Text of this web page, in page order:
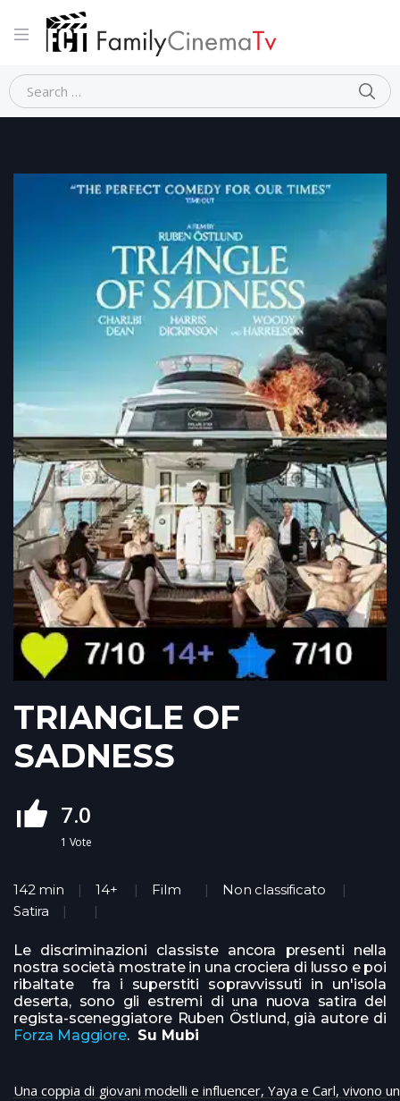
Home Satira
TRIANGLE OF
SADNESS
7.0
1 Vote
142 min 14+ Film
Non classificato
Satira
Le discriminazioni classiste ancora presenti nella
nostra società mostrate in una crociera di lusso e poi
ribaltate fra i superstiti sopravvissuti in un'isola
deserta, sono gli estremi di una nuova satira del
regista-sceneggiatore Ruben Östlund, già autore di
Forza Maggiore.Su Mubi
Una coppia di giovani modelli e influencer, Yaya e Carl, vivono un